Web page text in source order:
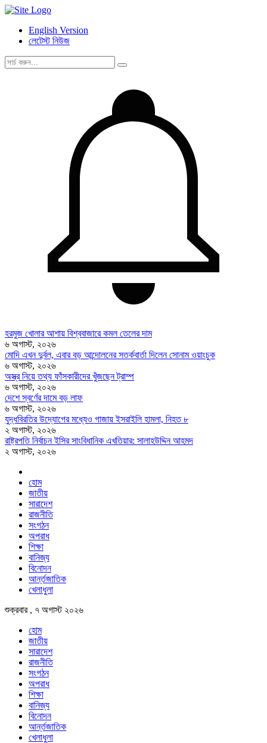
English Version
লেটেস্ট নিউজ
হরমুজ খোলার আশায় বিশ্ববাজারে কমল তেলের দাম
৬ অগাস্ট, ২০২৬
মোদি এখন দুর্বল, এবার বড় আন্দোলনের সতর্কবার্তা দিলেন সোনাম ওয়াংচুক
৬ অগাস্ট, ২০২৬
অস্ত্র নিয়ে তথ্য ফাঁসকারীদের খুঁজছেন ট্রাম্প
৬ অগাস্ট, ২০২৬
দেশে স্বর্ণের দামে বড় লাফ
৬ অগাস্ট, ২০২৬
যুদ্ধবিরতির উদ্যোগের মধ্যেও গাজায় ইসরাইলি হামলা, নিহত ৮
২ অগাস্ট, ২০২৬
রাষ্ট্রপতি নির্বাচন ইসির সাংবিধানিক এখতিয়ার: সালাহউদ্দিন আহমদ
২ অগাস্ট, ২০২৬
হোম
জাতীয়
সারাদেশ
রাজনীতি
সংগঠন
অপরাধ
শিক্ষা
বানিজ্য
বিনোদন
আর্ন্তজাতিক
খেলাধুলা
শুক্রবার , ৭ অগাস্ট ২০২৬
হোম
জাতীয়
সারাদেশ
রাজনীতি
সংগঠন
অপরাধ
শিক্ষা
বানিজ্য
বিনোদন
আর্ন্তজাতিক
খেলাধুলা